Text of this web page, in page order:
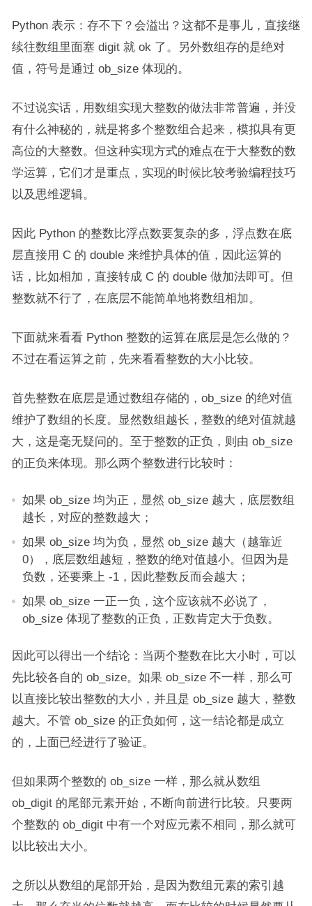
Python 表示：存不下？会溢出？这都不是事儿，直接继
续往数组里面塞 digit 就 ok 了。另外数组存的是绝对
值，符号是通过 ob_size 体现的。
不过说实话，用数组实现大整数的做法非常普遍，并没
有什么神秘的，就是将多个整数组合起来，模拟具有更
高位的大整数。但这种实现方式的难点在于大整数的数
学运算，它们才是重点，实现的时候比较考验编程技巧
以及思维逻辑。
因此 Python 的整数比浮点数要复杂的多，浮点数在底
层直接用 C 的 double 来维护具体的值，因此运算的
话，比如相加，直接转成 C 的 double 做加法即可。但
整数就不行了，在底层不能简单地将数组相加。
下面就来看看 Python 整数的运算在底层是怎么做的？
不过在看运算之前，先来看看整数的大小比较。
首先整数在底层是通过数组存储的，ob_size 的绝对值
维护了数组的长度。显然数组越长，整数的绝对值就越
大，这是毫无疑问的。至于整数的正负，则由 ob_size
的正负来体现。那么两个整数进行比较时：
如果 ob_size 均为正，显然 ob_size 越大，底层数组
越长，对应的整数越大；
如果 ob_size 均为负，显然 ob_size 越大（越靠近
0），底层数组越短，整数的绝对值越小。但因为是
负数，还要乘上 -1，因此整数反而会越大；
如果 ob_size 一正一负，这个应该就不必说了，
ob_size 体现了整数的正负，正数肯定大于负数。
因此可以得出一个结论：当两个整数在比大小时，可以
先比较各自的 ob_size。如果 ob_size 不一样，那么可
以直接比较出整数的大小，并且是 ob_size 越大，整数
越大。不管 ob_size 的正负如何，这一结论都是成立
的，上面已经进行了验证。
但如果两个整数的 ob_size 一样，那么就从数组
ob_digit 的尾部元素开始，不断向前进行比较。只要两
个整数的 ob_digit 中有一个对应元素不相同，那么就可
以比较出大小。
之所以从数组的尾部开始，是因为数组元素的索引越